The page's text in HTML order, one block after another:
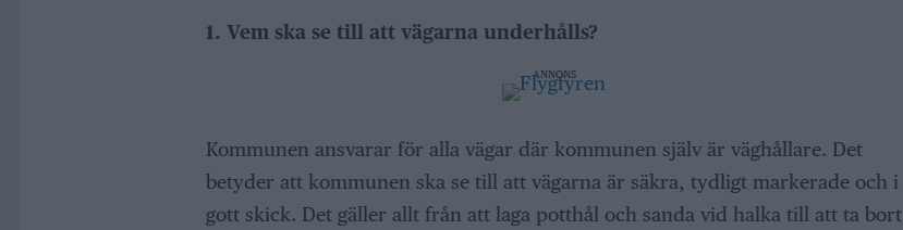
1. Vem ska se till att vägarna underhålls?
ANNONS
Kommunen ansvarar för alla vägar där kommunen själv är väghållare. Det
betyder att kommunen ska se till att vägarna är säkra, tydligt markerade och i
gott skick. Det gäller allt från att laga potthål och sanda vid halka till att ta bort